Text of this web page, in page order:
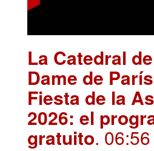
La Catedral
Dame de
Fiesta de la
2026: el
gratuito. 06:56